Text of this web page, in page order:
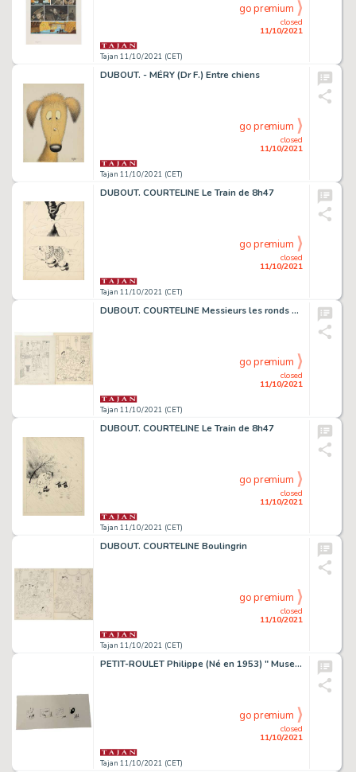
Tajan 11/10/2021 (CET)
closed
11/10/2021
go premium
DUBOUT. - MÉRY (Dr F.) Entre chiens
Tajan 11/10/2021 (CET)
closed
11/10/2021
go premium
DUBOUT. COURTELINE Le Train de 8h47
Tajan 11/10/2021 (CET)
closed
11/10/2021
go premium
DUBOUT. COURTELINE Messieurs les ronds de cuir
Tajan 11/10/2021 (CET)
closed
11/10/2021
go premium
DUBOUT. COURTELINE Le Train de 8h47
Tajan 11/10/2021 (CET)
closed
11/10/2021
go premium
DUBOUT. COURTELINE Boulingrin
Tajan 11/10/2021 (CET)
closed
11/10/2021
go premium
PETIT-ROULET Philippe (Né en 1953) " Museum ". Suite de 4 dessins originaux formant une continuité légèrement ironique sur la f...
Tajan 11/10/2021 (CET)
closed
11/10/2021
go premium